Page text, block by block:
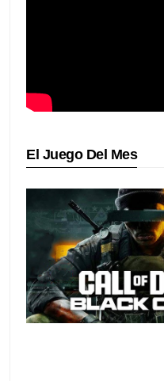
El Juego Del Mes